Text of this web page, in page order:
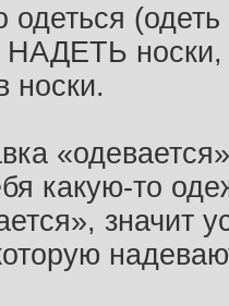
носки.
какую-то
значит